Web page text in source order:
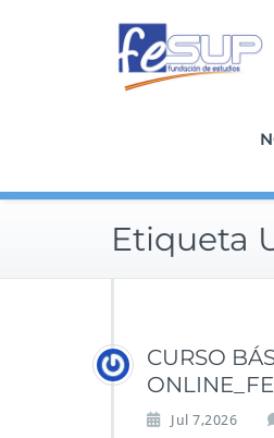
Etiqueta
CURSO
Jul 7,2026